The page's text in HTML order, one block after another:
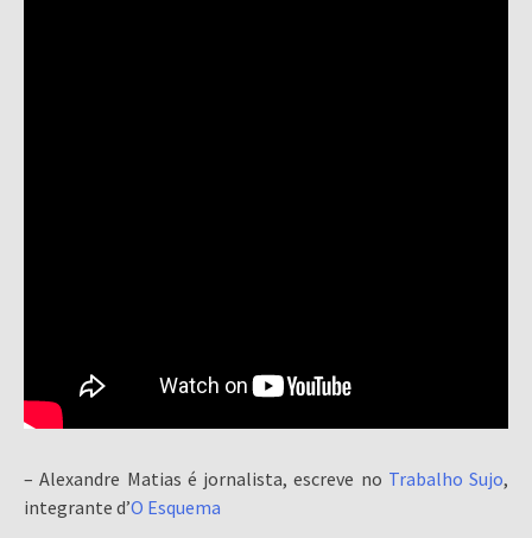
– Alexandre Matias é jornalista, escreve no Trabalho Sujo,
integrante d’O Esquema